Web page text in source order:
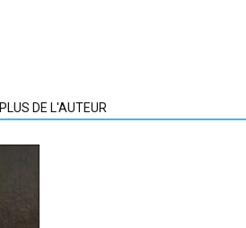
PLUS DE L'AUTEUR